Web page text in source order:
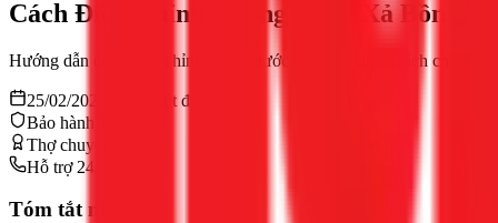
Cách Điều Chỉnh Lượng Nước Xả Bồn
Hướng dẫn cách điều chỉnh lượng nước xả bồn cầu và cách chỉnh
25/02/2026
phút đọc
Bảo hành 12 tháng
Thợ chuyên nghiệp
Hỗ trợ 24/7
Tóm tắt nhanh